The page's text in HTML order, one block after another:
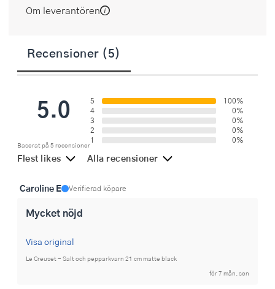
Om leverantören
Recensioner (5)
5.0
Baserat på 5 recensioner
5
100%
4
0%
3
0%
2
0%
1
0%
Flest likes Alla recensioner
Caroline E Verifierad köpare
Mycket nöjd
Visa original
Le Creuset - Salt och pepparkvarn 21 cm matte black
för 7 mån. sen